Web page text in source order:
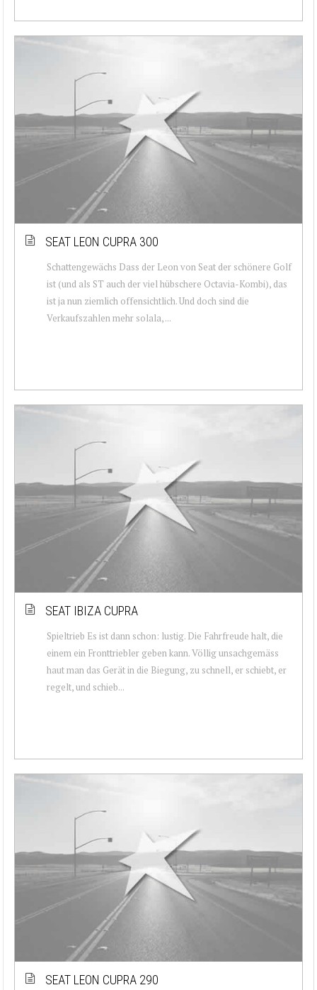
SEAT LEON CUPRA 300
Schattengewächs Dass der Leon von Seat der schönere Golf
ist (und als ST auch der viel hübschere Octavia-Kombi), das
ist ja nun ziemlich offensichtlich. Und doch sind die
Verkaufszahlen mehr solala, ...
SEAT IBIZA CUPRA
Spieltrieb Es ist dann schon: lustig. Die Fahrfreude halt, die
einem ein Fronttriebler geben kann. Völlig unsachgemäss
haut man das Gerät in die Biegung, zu schnell, er schiebt, er
regelt, und schieb...
SEAT LEON CUPRA 290